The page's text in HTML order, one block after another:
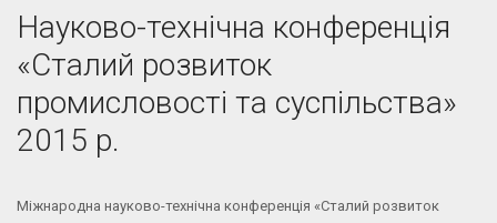
Науково-технічна конференція
«Сталий розвиток
промисловості та суспільства»
2015 р.
Міжнародна науково-технічна конференція «Сталий розвиток